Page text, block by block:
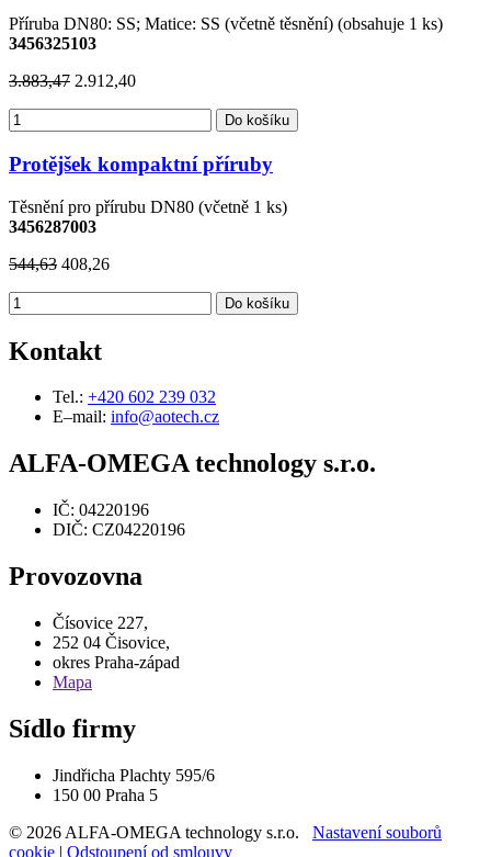
Příruba DN80: SS; Matice: SS (včetně těsnění) (obsahuje 1 ks)
3456325103
3.883,47 2.912,40
Do košíku
Protějšek kompaktní příruby
Těsnění pro přírubu DN80 (včetně 1 ks)
3456287003
544,63 408,26
Do košíku
Kontakt
Tel.: +420 602 239 032
E–mail: info@aotech.cz
ALFA-OMEGA technology s.r.o.
IČ: 04220196
DIČ: CZ04220196
Provozovna
Čísovice 227,
252 04 Čisovice,
okres Praha-západ
Mapa
Sídlo firmy
Jindřicha Plachty 595/6
150 00 Praha 5
© 2026 ALFA-OMEGA technology s.r.o.
Nastavení souborů
cookie | Odstoupení od smlouvy